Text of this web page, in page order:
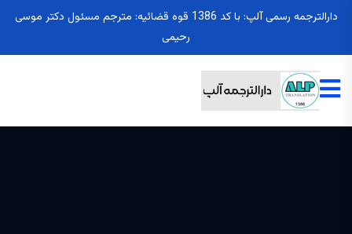
دارالترجمه رسمی آلپ: با کد 1386 قوه قضائیه: مترجم مسئول دکتر موسی
رحیمی